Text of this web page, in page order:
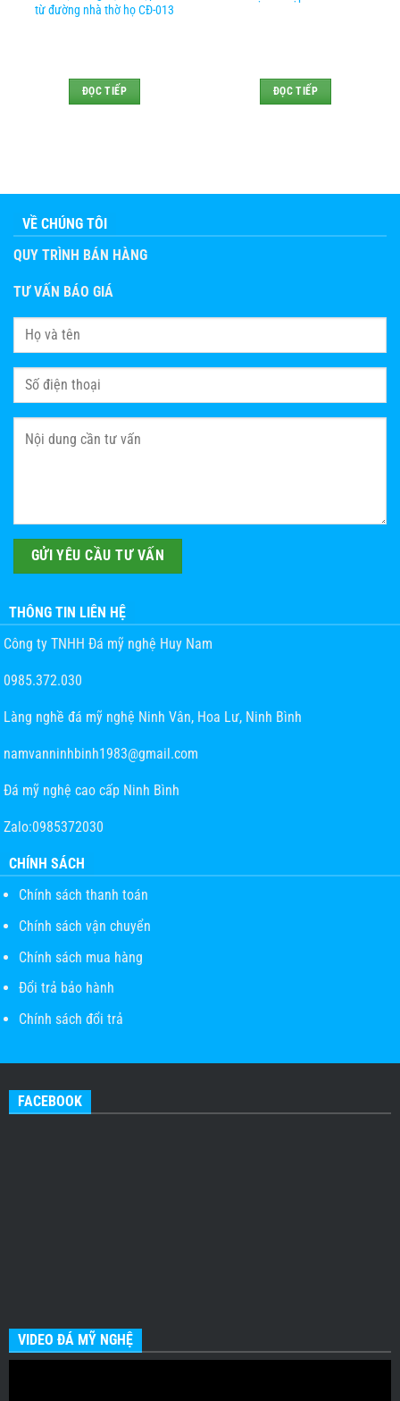
từ đường nhà thờ họ CĐ-013
ĐỌC TIẾP ĐỌC TIẾP
VỀ CHÚNG TÔI
QUY TRÌNH BÁN HÀNG
TƯ VẤN BÁO GIÁ
THÔNG TIN LIÊN HỆ
Công ty TNHH Đá mỹ nghệ Huy Nam
0985.372.030
Làng nghề đá mỹ nghệ Ninh Vân, Hoa Lư, Ninh Bình
namvanninhbinh1983@gmail.com
Đá mỹ nghệ cao cấp Ninh Bình
Zalo:0985372030
CHÍNH SÁCH
Chính sách thanh toán
Chính sách vận chuyển
Chính sách mua hàng
Đổi trả bảo hành
Chính sách đổi trả
FACEBOOK
VIDEO ĐÁ MỸ NGHỆ